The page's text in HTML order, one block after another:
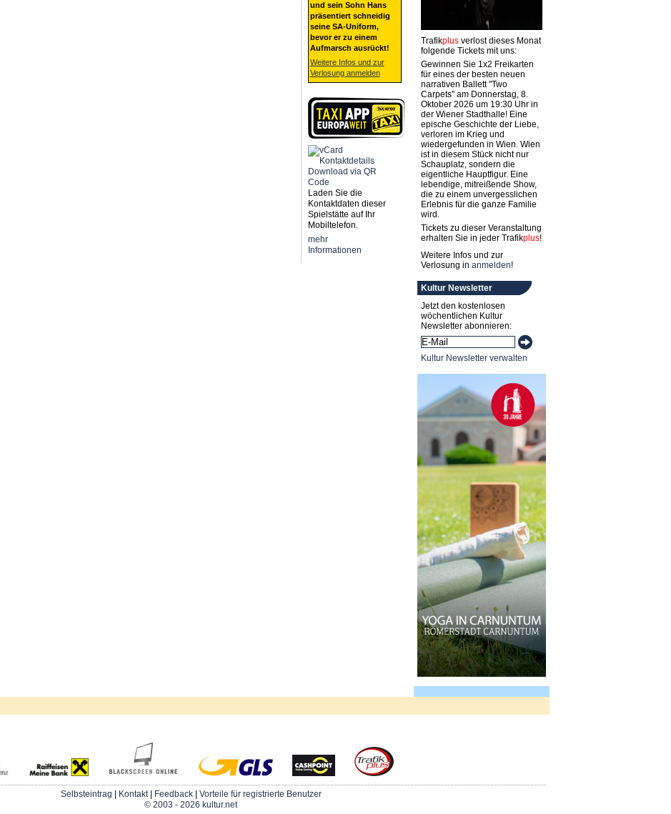
und sein Sohn Hans
präsentiert schneidig
seine SA-Uniform,
bevor er zu einem
Aufmarsch ausrückt!
Weitere Infos und zur
Verlosung anmelden
Laden Sie die
Kontaktdaten dieser
Spielstätte auf Ihr
Mobiltelefon.
mehr
Informationen
Trafikplusverlost dieses Monat
folgende Tickets mit uns:
Gewinnen Sie 1x2 Freikarten
für eines der besten neuen
narrativen Ballett "Two
Carpets" am Donnerstag, 8.
Oktober 2026 um 19:30 Uhr in
der Wiener Stadthalle! Eine
epische Geschichte der Liebe,
verloren im Krieg und
wiedergefunden in Wien. Wien
ist in diesem Stück nicht nur
Schauplatz, sondern die
eigentliche Hauptfigur. Eine
lebendige, mitreißende Show,
die zu einem unvergesslichen
Erlebnis für die ganze Familie
wird.
Tickets zu dieser Veranstaltung
erhalten Sie in jeder Trafikplus!
Weitere Infos und zur
Verlosung in anmelden!
Kultur Newsletter
Jetzt den kostenlosen
wöchentlichen Kultur
Newsletter abonnieren:
Kultur Newsletter verwalten
Selbsteintrag Kontakt| Feedback| Vorteile für registrierte Benutzer
© 2003 - 2026 kultur.net